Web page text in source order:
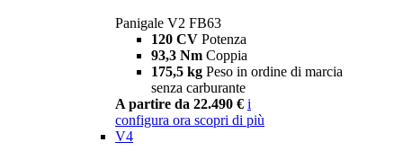
Panigale V2 FB63
120 CV Potenza
93,3 Nm Coppia
175,5 kg Peso in ordine di marcia
senza carburante
A partire da 22.490 € i
configura ora scopri di più
V4